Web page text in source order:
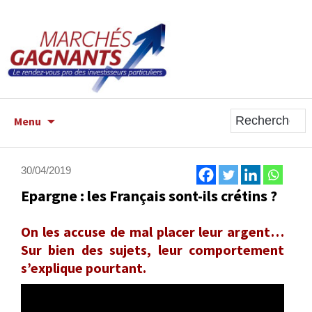
Menu
30/04/2019
Epargne : les Français sont-ils crétins ?
On les accuse de mal placer leur argent…
Sur bien des sujets, leur comportement
s’explique pourtant.